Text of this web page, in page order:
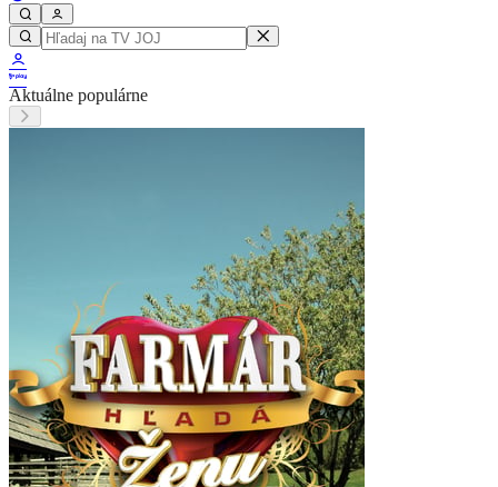
Aktuálne populárne